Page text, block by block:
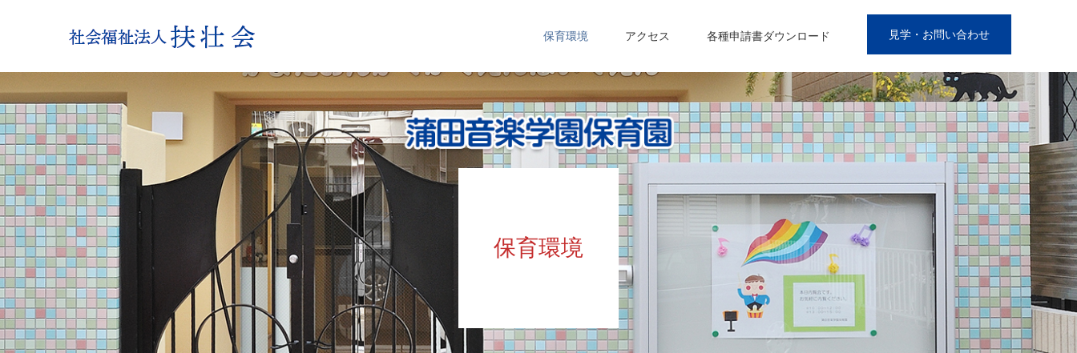
見学・お問い合わせ
保育環境 アクセス 各種申請書ダウンロード
保育環境